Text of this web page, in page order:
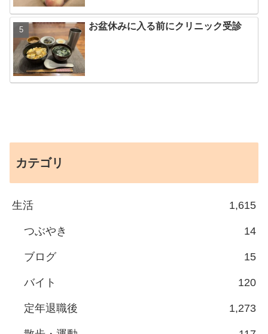
お盆休みに入る前にクリニック受診
カテゴリ
生活 1,615
つぶやき 14
ブログ 15
バイト 120
定年退職後 1,273